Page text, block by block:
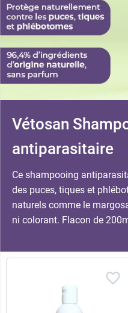
Vétosan
antiparasitaire
Ce shampooing
des puces, tiques et
naturels comme le
ni colorant. Flacon de